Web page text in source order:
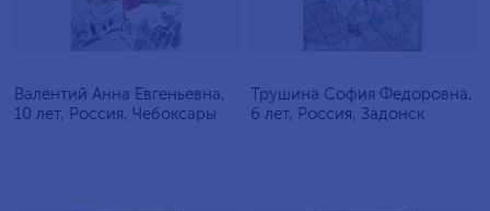
Валентий Анна Евгеньевна,
10 лет, Россия, Чебоксары
Трушина София Федоровна,
6 лет, Россия, Задонск